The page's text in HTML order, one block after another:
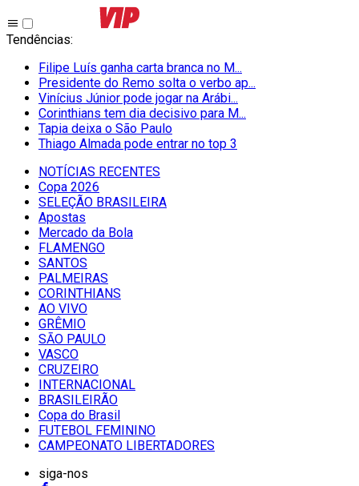
Tendências:
Filipe Luís ganha carta branca no M...
Presidente do Remo solta o verbo ap...
Vinícius Júnior pode jogar na Arábi...
Corinthians tem dia decisivo para M...
Tapia deixa o São Paulo
Thiago Almada pode entrar no top 3
NOTÍCIAS RECENTES
Copa 2026
SELEÇÃO BRASILEIRA
Apostas
Mercado da Bola
FLAMENGO
SANTOS
PALMEIRAS
CORINTHIANS
AO VIVO
GRÊMIO
SĀO PAULO
VASCO
CRUZEIRO
INTERNACIONAL
BRASILEIRÃO
Copa do Brasil
FUTEBOL FEMININO
CAMPEONATO LIBERTADORES
siga-nos